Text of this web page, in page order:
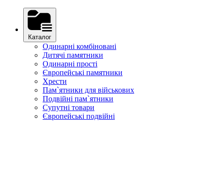
Каталог
Одинарні комбіновані
Дитячі памятники
Одинарні прості
Європейські памятники
Хрести
Пам`ятники для військових
Подвійні пам`ятники
Супутні товари
Європейські подвійні